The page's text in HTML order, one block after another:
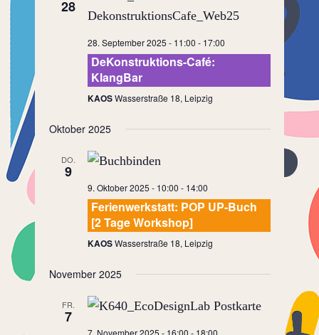
28
28. September 2025 - 11:00 - 17:00
DeKonstruktions-Café:
KlangBar
KAOSWasserstraße 18, Leipzig
Oktober 2025
DO.
9
9. Oktober 2025 - 10:00 - 14:00
Ferienwerkstatt: POP UP-Buch
[2 Tage Workshop]
KAOSWasserstraße 18, Leipzig
November 2025
FR.
7
7. November 2025 - 16:00 - 18:00